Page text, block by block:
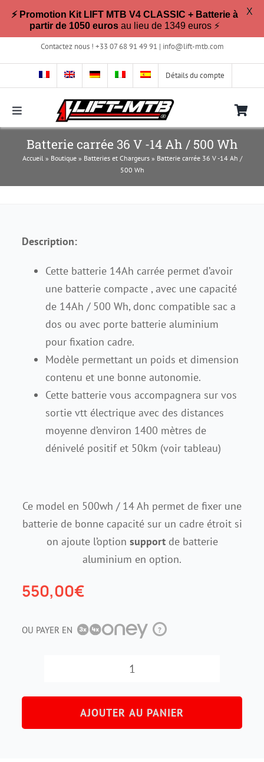
au
Contactez nous ! +33 07 68 91 49 91 | info@lift-mtb.com
Détails du compte
Toggle
Navigation
Compatible avec mon vélo ?
Batterie carrée 36 V -14 Ah / 500 Wh
Accueil» Boutique» Batteries et Chargeurs» Batterie carrée 36 V -14 Ah /
500 Wh
Description:
Cette batterie 14Ah carrée permet d’avoir
une batterie compacte , avec une capacité
de 14Ah / 500 Wh, donc compatible sac a
dos ou avec porte batterie aluminium
pour fixation cadre.
Modèle permettant un poids et dimension
contenu et une bonne autonomie.
Cette batterie vous accompagnera sur vos
sortie vtt électrique avec des distances
moyenne d’environ 1400 mètres de
dénivelé positif et 50km (voir tableau)
Ce model en 500wh / 14 Ah permet de fixer une
batterie de bonne capacitésur un cadre étroit si
on ajoute l’option supportde batterie
aluminium en option.
550,00€
OU PAYER EN ?
quantité
de
Batterie
AJOUTER AU PANIER
⚡ Promotion Kit LIFT MTB V4 CLASSIC + Batterie à
partir de 1050 euros au lieu de 1349 euros ⚡
X